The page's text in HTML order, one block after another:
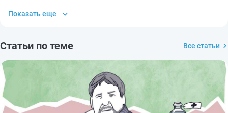
Показать еще
Статьи по теме Все статьи